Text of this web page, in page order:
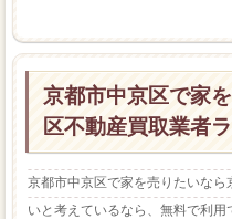
京都市中京区で家
区不動産買取業者
京都市中京区で家を売りたいな
いと考えているなら、無料で利